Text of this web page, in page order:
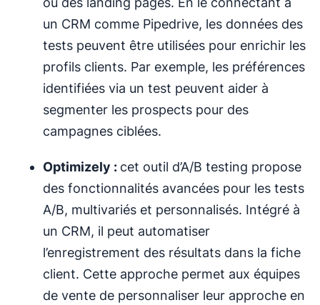
un CRM comme Pipedrive, les données des
tests peuvent être utilisées pour enrichir les
profils clients. Par exemple, les préférences
identifiées via un test peuvent aider à
segmenter les prospects pour des
campagnes ciblées.
Optimizely : cet outil d’A/B testing propose
des fonctionnalités avancées pour les tests
A/B, multivariés et personnalisés. Intégré à
un CRM, il peut automatiser
l’enregistrement des résultats dans la fiche
client. Cette approche permet aux équipes
de vente de personnaliser leur approche en